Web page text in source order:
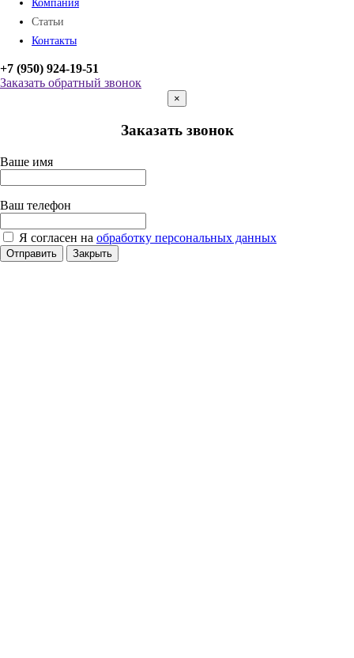
Компания
Статьи
Контакты
+7 (950) 924-19-51
Заказать обратный звонок
×
Заказать звонок
Ваше имя
Ваш телефон
Я согласен на обработку персональных данных
Отправить Закрыть